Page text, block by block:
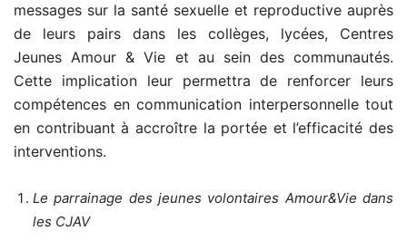
messages sur la santé sexuelle et reproductive auprès
de leurs pairs dans les collèges, lycées, Centres
Jeunes Amour & Vie et au sein des communautés.
Cette implication leur permettra de renforcer leurs
compétences en communication interpersonnelle tout
en contribuant à accroître la portée et l’efficacité des
interventions.
Le parrainage des jeunes volontaires Amour&Vie dans
les CJAV